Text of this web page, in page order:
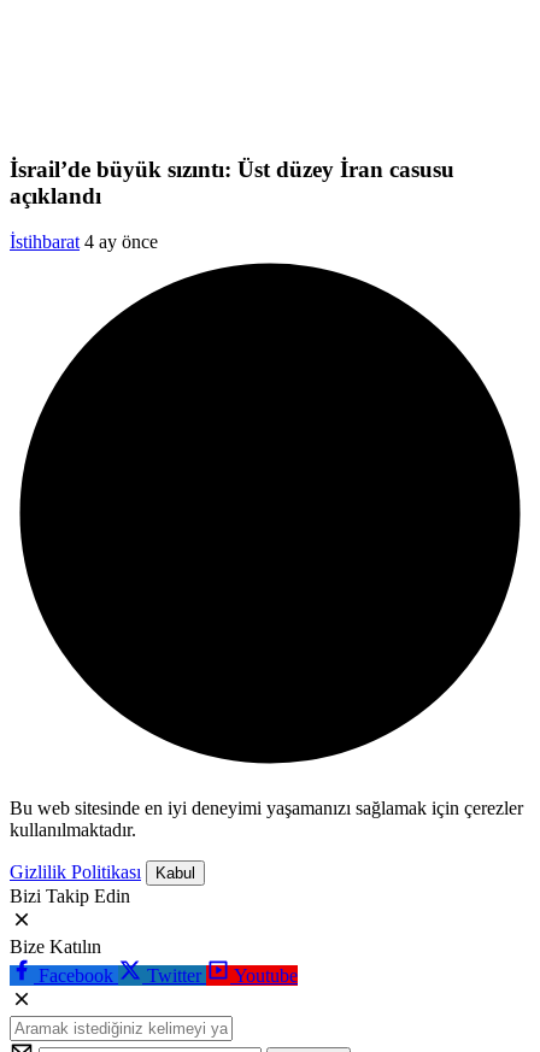
İsrail’de büyük sızıntı: Üst düzey İran casusu
açıklandı
İstihbarat 4 ay önce
Bu web sitesinde en iyi deneyimi yaşamanızı sağlamak için çerezler
kullanılmaktadır.
Gizlilik Politikası Kabul
Bizi Takip Edin
Bize Katılın
Facebook
Twitter Youtube